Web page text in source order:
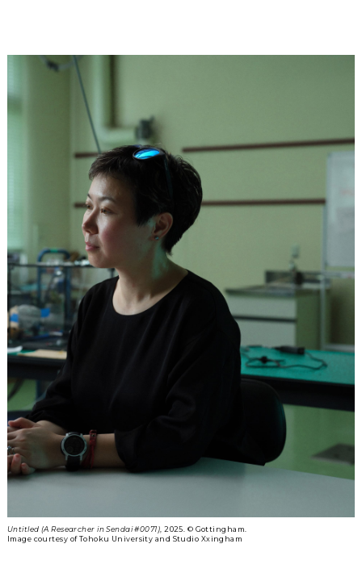
Untitled (A Researcher in Sendai #0071), 2025. ©︎ Gottingham.
Image courtesy of Tohoku University and Studio Xxingham